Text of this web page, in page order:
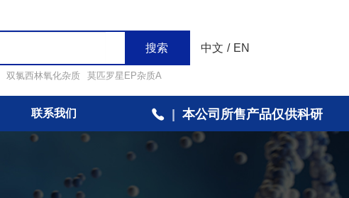
搜索
双氯西林氧化杂质 莫匹罗星EP杂质A
中文 / EN
联系我们 本公司所售产品仅供科研